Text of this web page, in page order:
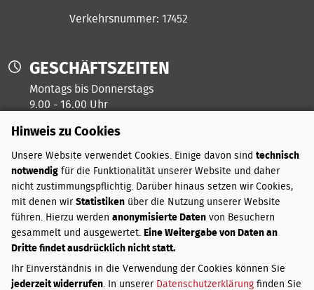
Verkehrsnummer: 17452
GESCHÄFTSZEITEN
Montags bis Donnerstags
9.00 - 16.00 Uhr
Freitags ist unser Kreativtag
ZAHLUNGSARTEN
PayPal
Vorkasse
VERSANDKOSTEN
Hinweis zu Cookies
Unsere Website verwendet Cookies. Einige davon sind technisch
notwendig für die Funktionalität unserer Website und daher
nicht zustimmungspflichtig. Darüber hinaus setzen wir Cookies,
mit denen wir Statistiken über die Nutzung unserer Website
führen. Hierzu werden anonymisierte Daten von Besuchern
gesammelt und ausgewertet. Eine Weitergabe von Daten an
Dritte findet ausdrücklich nicht statt.
Ihr Einverständnis in die Verwendung der Cookies können Sie
jederzeit widerrufen. In unserer Datenschutzerklärung finden Sie